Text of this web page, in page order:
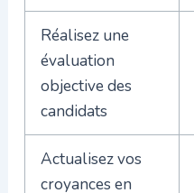
Réalisez une
évaluation
objective des
candidats
Actualisez vos
croyances en